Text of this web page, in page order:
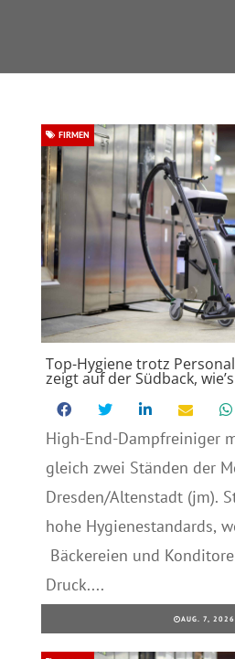
Top-Hygiene trotz
zeigt auf der Südback,
FIRMEN
High-End-Dampfreiniger
gleich zwei Ständen der
Dresden/Altenstadt (jm).
hohe Hygienestandards,
Bäckereien und
Druck....
AUG. 7, 2026